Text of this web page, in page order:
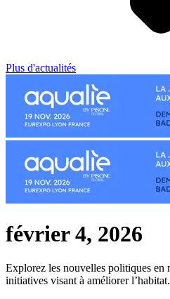
Plus d'actualités
février 4, 2026
Explorez les nouvelles politiques en
initiatives visant à améliorer l’habitat.